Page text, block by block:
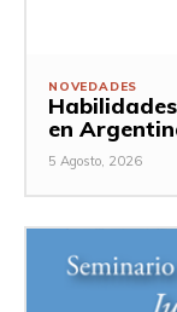
NOVEDADES
en
5 Agosto, 2026